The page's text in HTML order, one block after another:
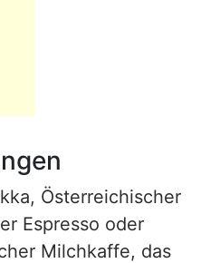
Österreichischer
Espresso oder
Milchkaffe, das